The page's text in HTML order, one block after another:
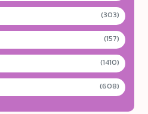
(303)
(157)
(1410)
(608)